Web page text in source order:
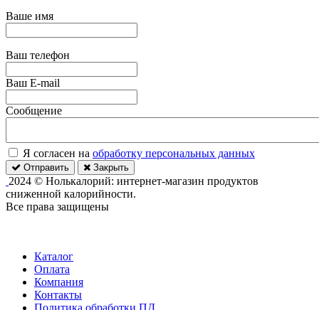
Ваше имя
Ваш телефон
Ваш E-mail
Сообщение
Я согласен на обработку персональных данных
Отправить Закрыть
2024 © Нолькалорий: интернет-магазин продуктов
сниженной калорийности.
Все права защищены
Каталог
Оплата
Компания
Контакты
Политика обработки ПД